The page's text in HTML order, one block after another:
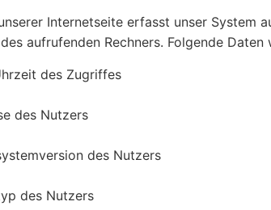
Internetseite erfasst unser System
aufrufenden Rechners. Folgende Daten
des Zugriffes
des Nutzers
des Nutzers
des Nutzers